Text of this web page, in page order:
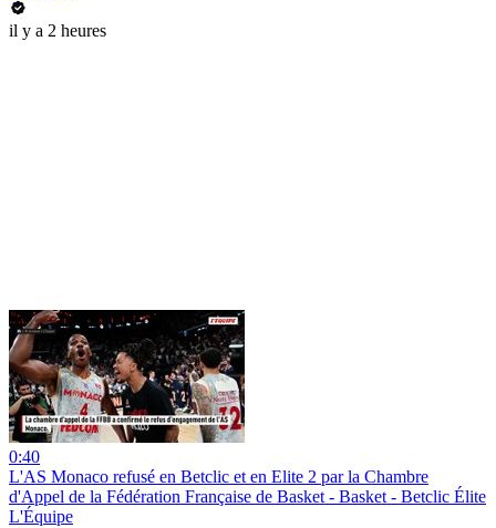
il y a 2 heures
0:40
L'AS Monaco refusé en Betclic et en Elite 2 par la Chambre
d'Appel de la Fédération Française de Basket - Basket - Betclic Élite
L'Équipe